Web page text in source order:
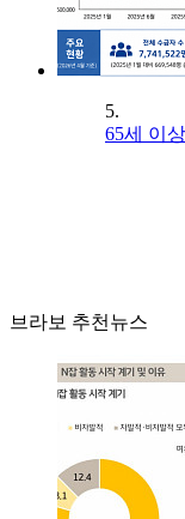
5.
65세 이
브라보 추천뉴스